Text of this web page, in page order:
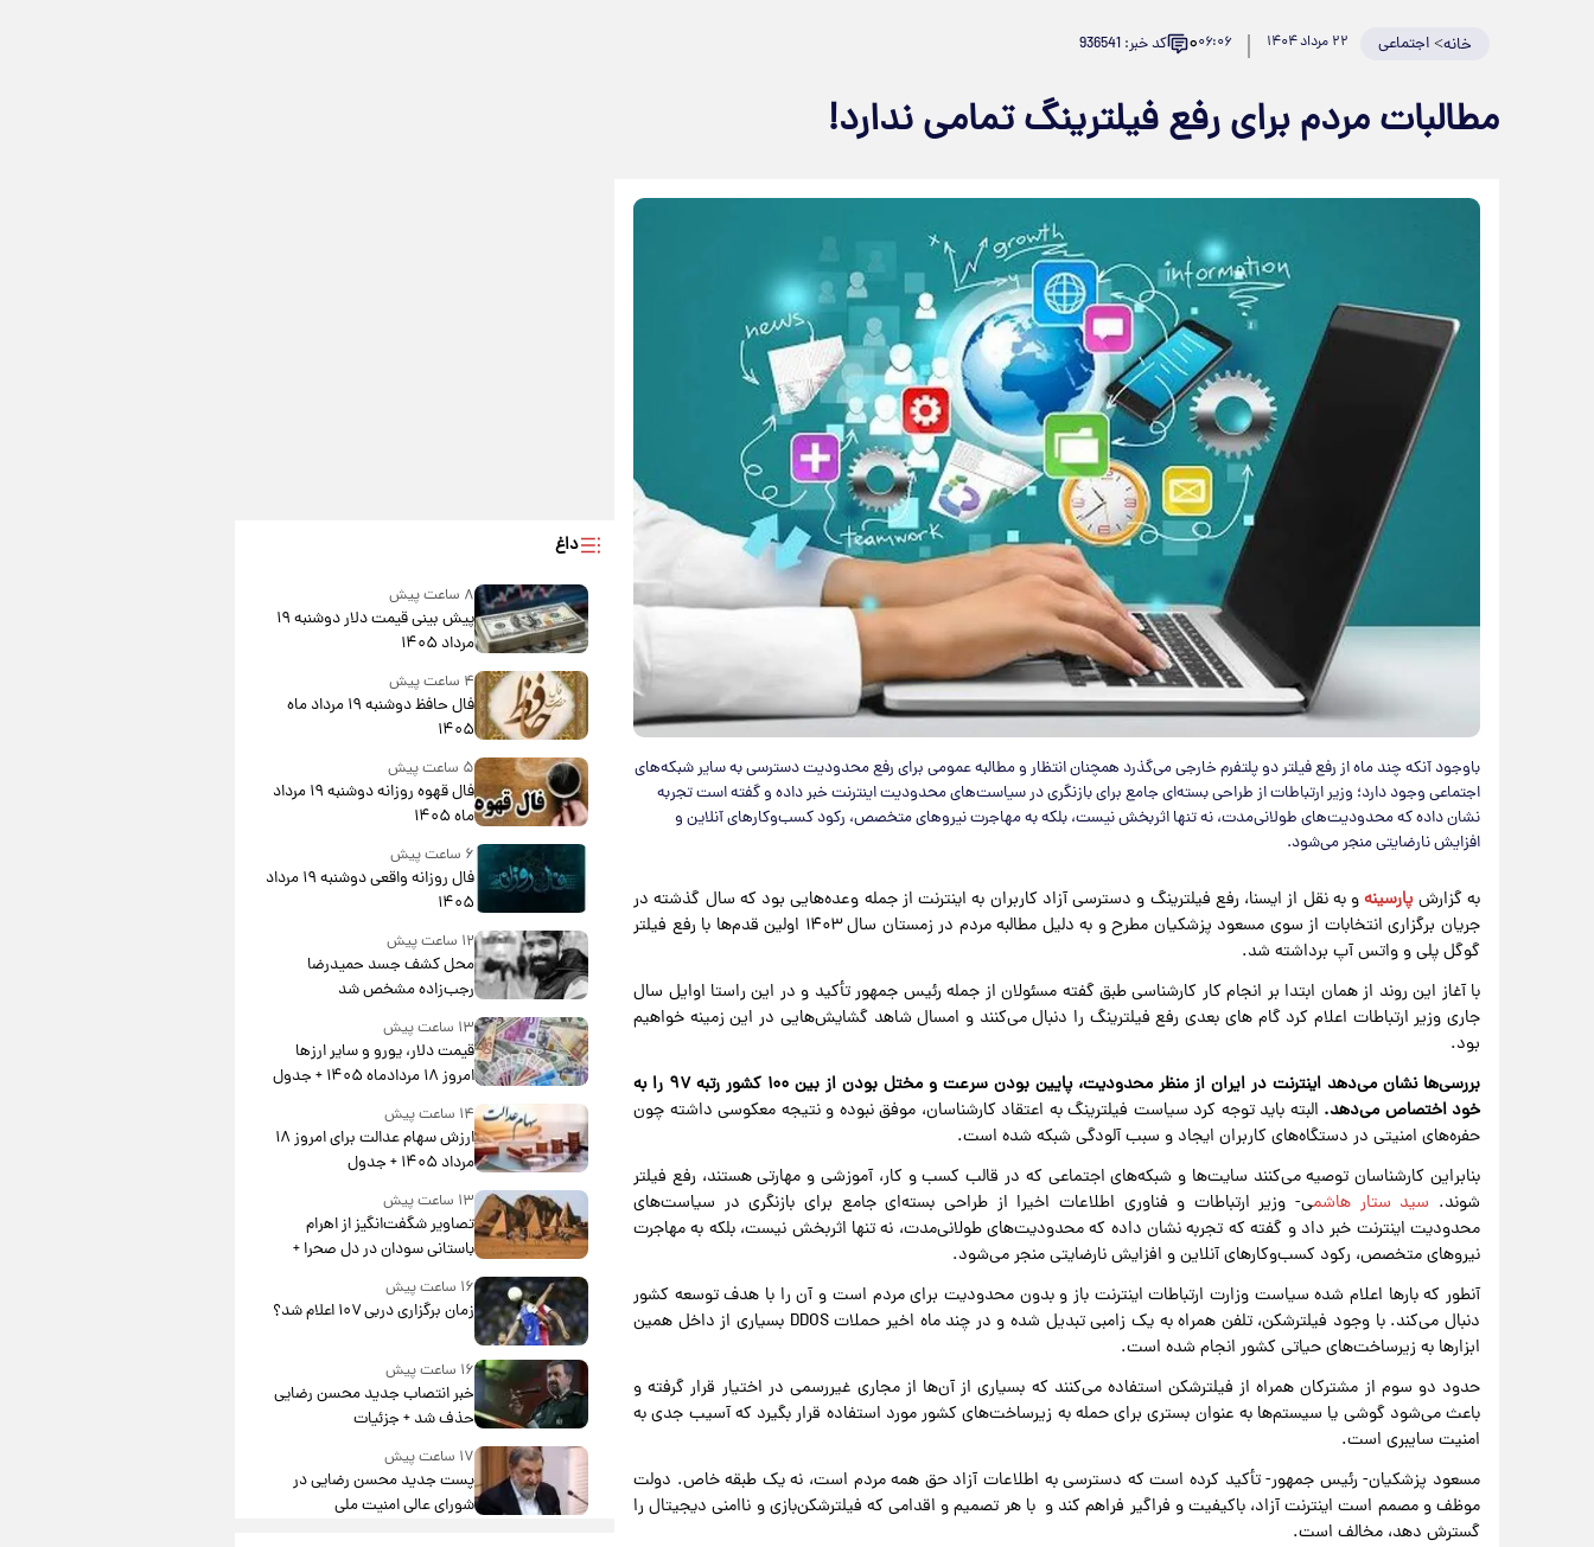
خانه>اجتماعی ۲۲ مرداد ۱۴۰۴ ۰۶:۰۶۰ کد خبر: 936541
مطالبات مردم برای رفع فیلترینگ تمامی ندارد!
باوجود آنکه چند ماه از رفع فیلتر دو پلتفرم خارجی می‌گذرد همچنان انتظار و مطالبه عمومی برای رفع محدودیت دسترسی به سایر شبکه‌های
اجتماعی وجود دارد؛ وزیر ارتباطات از طراحی بسته‌ای جامع برای بازنگری در سیاست‌های محدودیت اینترنت خبر داده و گفته است تجربه
نشان داده که محدودیت‌های طولانی‌مدت، نه تنها اثربخش نیست، بلکه به مهاجرت نیروهای متخصص، رکود کسب‌وکارهای آنلاین و
افزایش نارضایتی منجر می‌شود.
به گزارشپارسینهو به نقل از ایسنا، رفع فیلترینگ و دسترسی آزاد کاربران به اینترنت از جمله وعده‌هایی بود که سال گذشته در
جریان برگزاری انتخابات از سوی مسعود پزشکیان مطرح و به دلیل مطالبه مردم در زمستان سال ۱۴۰۳ اولین قدم‌ها با رفع فیلتر
گوگل پلی و واتس آپ برداشته شد.
با آغاز این روند از همان ابتدا بر انجام کار کارشناسی طبق گفته مسئولان از جمله رئیس جمهور تأکید و در این راستا اوایل سال
جاری وزیر ارتباطات اعلام کرد گام های بعدی رفع فیلترینگ را دنبال می‌کنند و امسال شاهد گشایش‌هایی در این زمینه خواهیم
بود.
بررسی‌ها نشان می‌دهد اینترنت در ایران از منظر محدودیت، پایین بودن سرعت و مختل بودن از بین ۱۰۰ کشور رتبه ۹۷ را به
خود اختصاص می‌دهد. البته باید توجه کرد سیاست فیلترینگ به اعتقاد کارشناسان، موفق نبوده و نتیجه معکوسی داشته چون
حفره‌های امنیتی در دستگاه‌های کاربران ایجاد و سبب آلودگی شبکه شده است.
بنابراین کارشناسان توصیه می‌کنند سایت‌ها و شبکه‌های اجتماعی که در قالب کسب و کار، آموزشی و مهارتی هستند، رفع فیلتر
شوند. سید ستار هاشمی- وزیر ارتباطات و فناوری اطلاعات اخیرا از طراحی بسته‌ای جامع برای بازنگری در سیاست‌های
محدودیت اینترنت خبر داد و گفته که تجربه نشان داده که محدودیت‌های طولانی‌مدت، نه تنها اثربخش نیست، بلکه به مهاجرت
نیروهای متخصص، رکود کسب‌وکارهای آنلاین و افزایش نارضایتی منجر می‌شود.
آنطور که بارها اعلام شده سیاست وزارت ارتباطات اینترنت باز و بدون محدودیت برای مردم است و آن را با هدف توسعه کشور
دنبال می‌کند. با وجود فیلترشکن، تلفن همراه به یک‌ زامبی تبدیل شده و در چند ماه اخیر حملات DDOS بسیاری از داخل همین
ابزارها به زیرساخت‌های حیاتی کشور انجام شده است.
حدود دو سوم از مشترکان همراه از فیلترشکن‌ استفاده می‌کنند که بسیاری از آن‌ها از مجاری غیررسمی در اختیار قرار گرفته و
باعث می‌شود گوشی‌ یا سیستم‌ها به عنوان بستری برای حمله به زیرساخت‌های کشور مورد استفاده قرار بگیرد که آسیب جدی به
امنیت سایبری است.
مسعود پزشکیان- رئیس جمهور- تأکید کرده است که دسترسی به اطلاعات آزاد حق همه مردم است، نه یک طبقه خاص. دولت
موظف و مصمم است اینترنت آزاد، باکیفیت و فراگیر فراهم کند و با هر تصمیم و اقدامی که فیلترشکن‌بازی و ناامنی دیجیتال را
گسترش دهد، مخالف است.
داغ
۸ ساعت پیش
پیش‌ بینی قیمت دلار دوشنبه ۱۹
مرداد ۱۴۰۵
۴ ساعت پیش
فال حافظ دوشنبه ۱۹ مرداد ماه
۱۴۰۵
۵ ساعت پیش
فال قهوه روزانه دوشنبه ۱۹ مرداد
ماه ۱۴۰۵
۶ ساعت پیش
فال روزانه واقعی دوشنبه ۱۹ مرداد
۱۴۰۵
۱۲ ساعت پیش
محل کشف جسد حمیدرضا
رجب‌زاده مشخص شد
۱۳ ساعت پیش
قیمت دلار، یورو و سایر ارزها
امروز ۱۸ مردادماه ۱۴۰۵ + جدول
۱۴ ساعت پیش
ارزش سهام عدالت برای امروز ۱۸
مرداد ۱۴۰۵ + جدول
۱۳ ساعت پیش
تصاویر شگفت‌انگیز از اهرام
باستانی سودان در دل صحرا +
عکس
۱۶ ساعت پیش
زمان برگزاری دربی ۱۰۷ اعلام شد؟
۱۶ ساعت پیش
خبر انتصاب جدید محسن رضایی
حذف شد + جزئیات
۱۷ ساعت پیش
پست جدید محسن رضایی در
شورای عالی امنیت ملی